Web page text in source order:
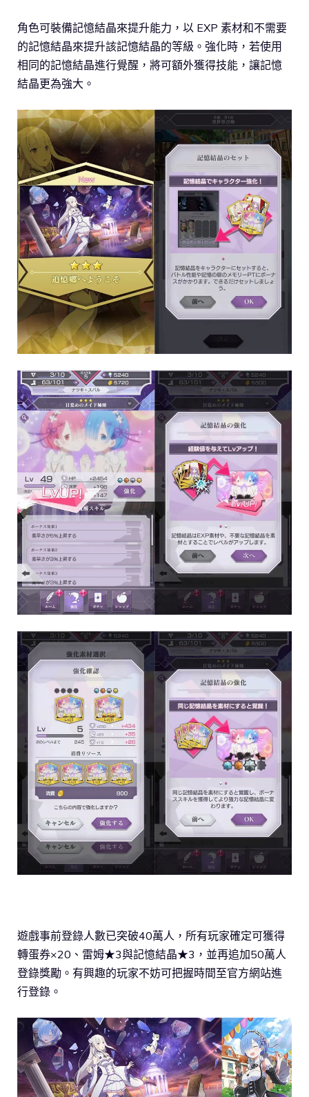
角色可裝備記憶結晶來提升能力，以 EXP 素材和不需要
的記憶結晶來提升該記憶結晶的等級。強化時，若使用
相同的記憶結晶進行覺醒，將可額外獲得技能，讓記憶
結晶更為強大。
遊戲事前登錄人數已突破40萬人，所有玩家確定可獲得
轉蛋券×20、雷姆★3與記憶結晶★3，並再追加50萬人
登錄獎勵。有興趣的玩家不妨可把握時間至官方網站進
行登錄。